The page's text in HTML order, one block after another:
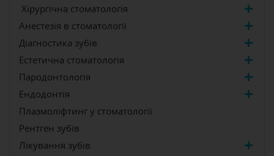
Хірургічна стоматологія
Анестезія в стоматології
Діагностика зубів
Естетична стоматологія
Пародонтологія
Ендодонтія
Плазмоліфтинг у стоматології
Рентген зубів
Лікування зубів